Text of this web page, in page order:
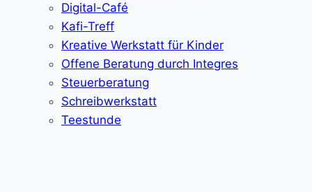
Digital-Café
Kafi-Treff
Kreative Werkstatt für Kinder
Offene Beratung durch Integres
Steuerberatung
Schreibwerkstatt
Teestunde